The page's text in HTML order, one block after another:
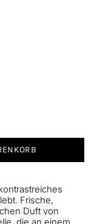
Frische,
Duft von